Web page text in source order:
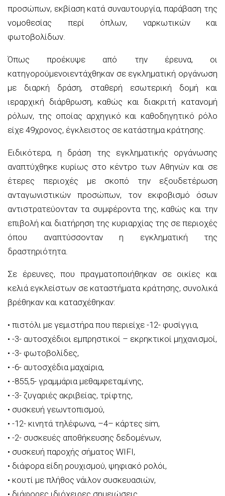
προσώπων, εκβίαση κατά συναυτουργία, παράβαση της
νομοθεσίας περί όπλων, ναρκωτικών και
φωτοβολίδων.
Όπως προέκυψε από την έρευνα,
οι
κατηγορούμενοιεντάχθηκαν σεεγκληματική οργάνωση
με διαρκή δράση, σταθερή εσωτερική δομή και
ιεραρχική διάρθρωση, καθώς και διακριτή κατανομή
ρόλων, της οποίας αρχηγικό και καθοδηγητικό ρόλο
είχε 49χρονος, έγκλειστος σε κατάστημα κράτησης.
Ειδικότερα, η δράση της εγκληματικής οργάνωσης
αναπτύχθηκε κυρίως στο κέντρο των Αθηνών και σε
έτερες περιοχές με σκοπό την εξουδετέρωση
ανταγωνιστικών προσώπων, τον εκφοβισμό όσων
αντιστρατεύονταν τα συμφέροντα της, καθώς και την
επιβολή και διατήρηση της κυριαρχίας της σε περιοχές
όπου αναπτύσσονταν η εγκληματική της
δραστηριότητα.
Σε έρευνες, που πραγματοποιήθηκαν σε οικίες και
κελιά εγκλείστων σε καταστήματα κράτησης, συνολικά
βρέθηκαν και κατασχέθηκαν:
• πιστόλι με γεμιστήρα που περιείχε -12- φυσίγγια,
• -3- αυτοσχέδιοι εμπρηστικοί – εκρηκτικοί μηχανισμοί,
• -3- φωτοβολίδες,
• -6- αυτοσχέδια μαχαίρια,
• -855,5- γραμμάρια μεθαμφεταμίνης,
• -3- ζυγαριές ακριβείας, τρίφτης,
• συσκευή γεωντοπισμού,
• -12- κινητά τηλέφωνα, –4– κάρτες sim,
• -2- συσκευές αποθήκευσης δεδομένων,
• συσκευή παροχής σήματος WIFI,
• διάφορα είδη ρουχισμού, ψηφιακό ρολόι,
• κουτί με πλήθος νάιλον συσκευασιών,
• διάφορες ιδιόχειρες σημειώσεις,